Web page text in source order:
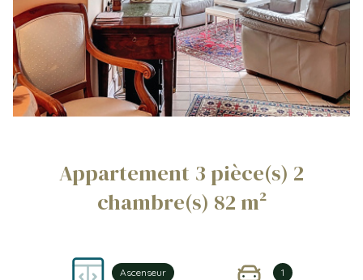
Appartement 3 pièce(s) 2
chambre(s) 82 m²
Ascenseur 1